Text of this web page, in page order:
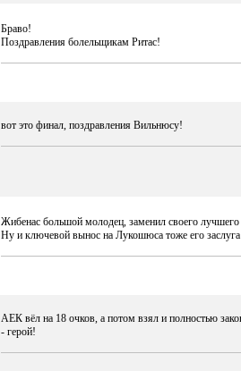
Браво!
Поздравления болельщикам Ритас!
вот это финал, поздравления Вильнюсу!
Жибенас большой молодец, заменил своего лучшего
Ну и ключевой вынос на Лукошюса тоже его
АЕК вёл на 18 очков, а потом взял и полностью
- герой!